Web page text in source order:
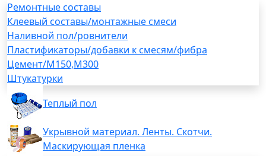
Ремонтные составы
Клеевый составы/монтажные смеси
Наливной пол/ровнители
Пластификаторы/добавки к смесям/фибра
Цемент/М150,М300
Штукатурки
Теплый пол
Укрывной материал. Ленты. Скотчи.
Маскирующая пленка